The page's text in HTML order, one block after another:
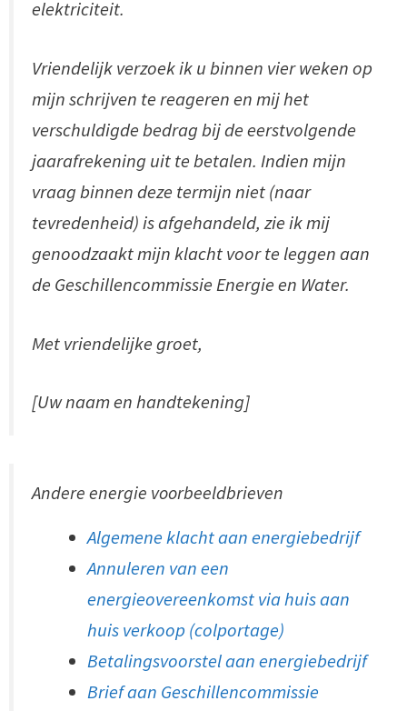
elektriciteit.
Vriendelijk verzoek ik u binnen vier weken op
mijn schrijven te reageren en mij het
verschuldigde bedrag bij de eerstvolgende
jaarafrekening uit te betalen. Indien mijn
vraag binnen deze termijn niet (naar
tevredenheid) is afgehandeld, zie ik mij
genoodzaakt mijn klacht voor te leggen aan
de Geschillencommissie Energie en Water.
Met vriendelijke groet,
[Uw naam en handtekening]
Andere energie voorbeeldbrieven
Algemene klacht aan energiebedrijf
Annuleren van een
energieovereenkomst via huis aan
huis verkoop (colportage)
Betalingsvoorstel aan energiebedrijf
Brief aan Geschillencommissie